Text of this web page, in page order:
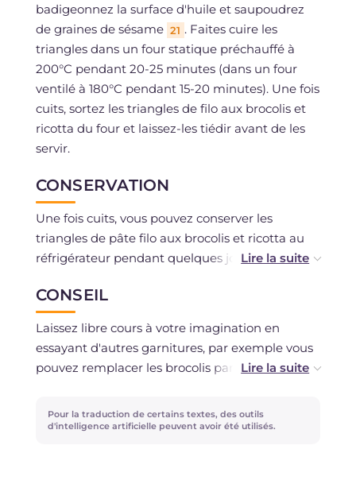
badigeonnez la surface d'huile et saupoudrez
de graines de sésame 21 . Faites cuire les
triangles dans un four statique préchauffé à
200°C pendant 20-25 minutes (dans un four
ventilé à 180°C pendant 15-20 minutes). Une fois
cuits, sortez les triangles de filo aux brocolis et
ricotta du four et laissez-les tiédir avant de les
servir.
CONSERVATION
Une fois cuits, vous pouvez conserver les
triangles de pâte filo aux brocolis et ricotta au
réfrigérateur pendant quelques jours dans un
congelée, il n'est donc pas possible de congeler
les rouleaux au congélateur.
CONSEIL
Laissez libre cours à votre imagination en
essayant d'autres garnitures, par exemple vous
pouvez remplacer les brocolis par des artichauts
ingrédients savoureux comme le jambon, les
olives ou même les anchois!
Pour la traduction de certains textes, des outils
d'intelligence artificielle peuvent avoir été utilisés.